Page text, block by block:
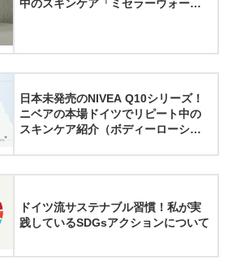
中のスキンケア「ミセラーウォータ
日本未発売のNIVEA Q10シリーズ！
ニベアの本場ドイツでリピート中の
スキンケア紹介（ボディーローショ
ドイツ流サステナブル習慣！私が実
践しているSDGsアクションについて